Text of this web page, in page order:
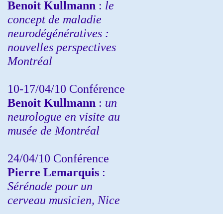
Benoit Kullmann : le
concept de maladie
neurodégénératives :
nouvelles perspectives
Montréal
10-17/04/10 Conférence
Benoit Kullmann : un
neurologue en visite au
musée de Montréal
24/04/10 Conférence
Pierre Lemarquis :
Sérénade pour un
cerveau musicien, Nice